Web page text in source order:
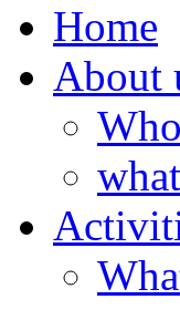
Home
About